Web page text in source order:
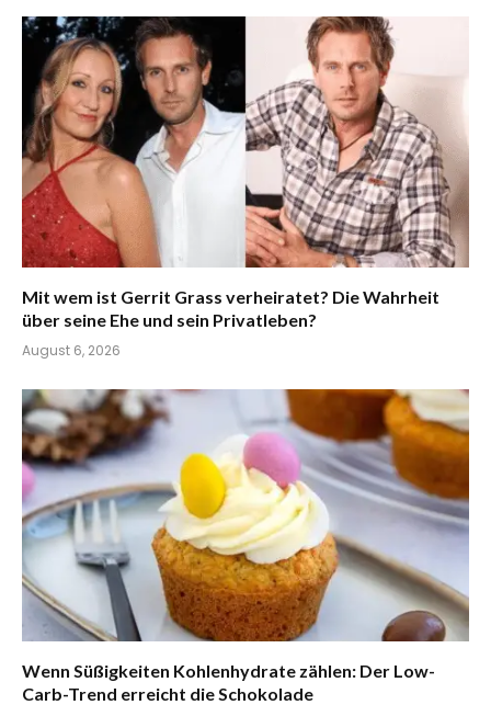
Mit wem ist Gerrit Grass verheiratet? Die Wahrheit
über seine Ehe und sein Privatleben?
August 6, 2026
Wenn Süßigkeiten Kohlenhydrate zählen: Der Low-
Carb-Trend erreicht die Schokolade